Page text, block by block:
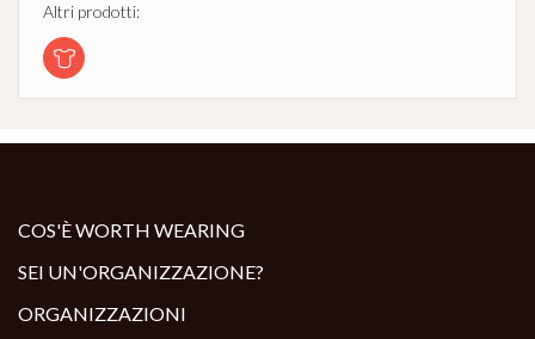
Altri prodotti:
COS'È WORTH WEARING
SEI UN'ORGANIZZAZIONE?
ORGANIZZAZIONI